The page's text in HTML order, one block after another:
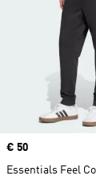
Price
€ 50
Essentials Feel